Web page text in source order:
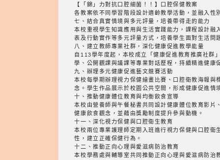
【「錦」力對抗口腔細菌！！】口腔保健教案
各教案依不同學習階段設計適齡教學活動，並融入
七、結合真實情境與多元評量，培養帶得走的能力
本校重視學生知識應用與生活實踐能力，課程設計
表及行動實作等多元評量方式，培養學生面對生活問
八、建立教師專業社群，深化健康促進教學能量
自113學年度起，本校成立「健康促進教育推廣社群
學、公開觀課與議課等專業對話歷程，持續精進健
九、辦理多元健康促進藝文競賽活動
本校每學期辦理視力保健繪畫比賽、口腔衛教海報
念。學生作品展示於校園公共空間，形成健康促進
十、推動健康體位教育與均衡飲食宣導
本校由營養師與午餐秘書共同設計健康體位教育影
健康飲食觀念，並藉由獎勵制度提升參與動機。
十一、深化視力保健與口腔衛生教育
本校兩位專業護理師定期入班進行視力保健與口腔
性，建立正確保健行為。
十二、推動正向心理與愛滋病防治教育
本校學務處與輔導室共同推動正向心理與愛滋病防